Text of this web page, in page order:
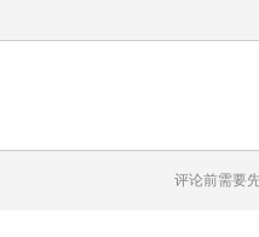
评论前需要